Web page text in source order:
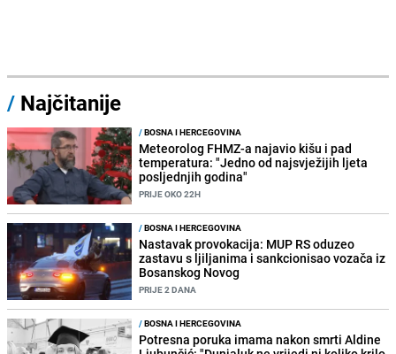
/ Najčitanije
/BOSNA I HERCEGOVINA
Meteorolog FHMZ-a najavio kišu i pad
temperatura: "Jedno od najsvježijih ljeta
posljednjih godina"
PRIJE OKO 22H
/BOSNA I HERCEGOVINA
Nastavak provokacija: MUP RS oduzeo
zastavu s ljiljanima i sankcionisao vozača iz
Bosanskog Novog
PRIJE 2 DANA
/BOSNA I HERCEGOVINA
Potresna poruka imama nakon smrti Aldine